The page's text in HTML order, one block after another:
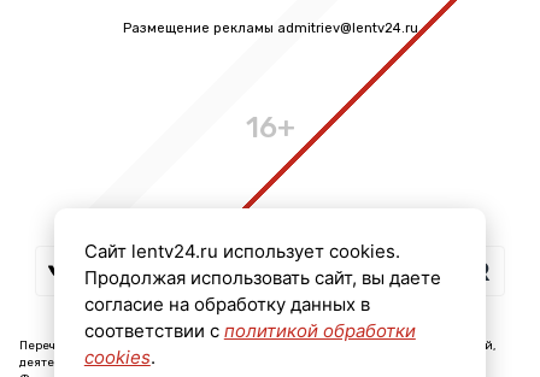
Размещение рекламы admitriev@lentv24.ru
16+
Перечень иностранных и международных неправительственных организаций,
деятельность которых признана нежелательной на территории Российской
Сайт lentv24.ru использует cookies.
Продолжая использовать сайт, вы даете
согласие на обработку данных в
соответствии с политикой обработки
cookies.